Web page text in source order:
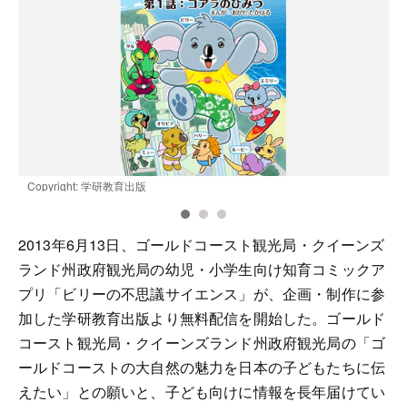
Copyright: 学研教育出版
2013年6月13日、ゴールドコースト観光局・クイーンズ
ランド州政府観光局の幼児・小学生向け知育コミックア
プリ「ビリーの不思議サイエンス」が、企画・制作に参
加した学研教育出版より無料配信を開始した。ゴールド
コースト観光局・クイーンズランド州政府観光局の「ゴ
ールドコーストの大自然の魅力を日本の子どもたちに伝
えたい」との願いと、子ども向けに情報を長年届けてい